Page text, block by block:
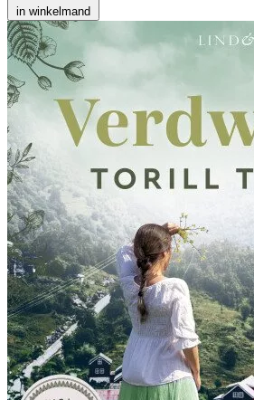
in winkelmand